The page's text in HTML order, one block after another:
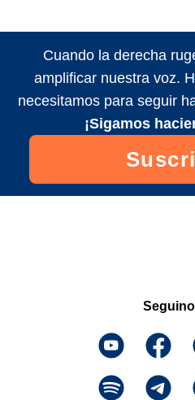
Cuando la derecha
amplificar nuestra voz.
necesitamos para seguir
¡Sigamos